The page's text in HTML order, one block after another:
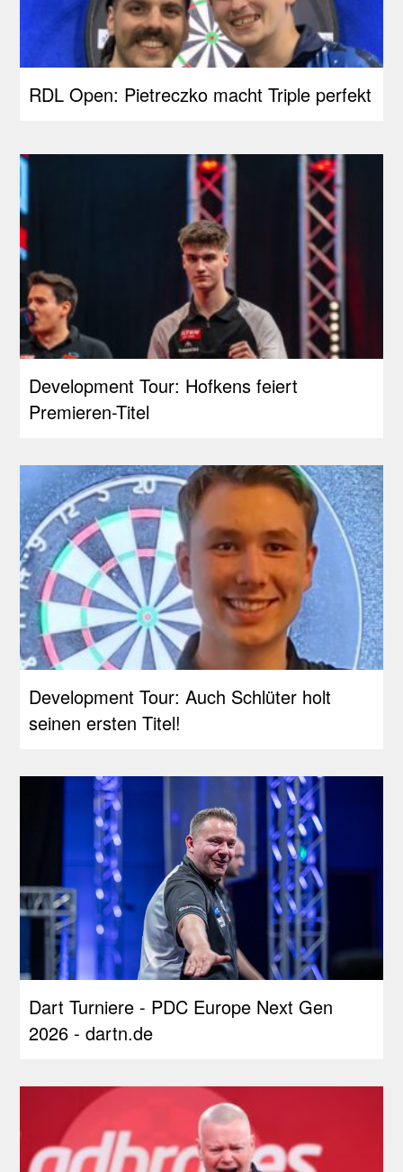
RDL Open: Pietreczko macht Triple perfekt
Development Tour: Hofkens feiert
Premieren-Titel
Development Tour: Auch Schlüter holt
seinen ersten Titel!
Dart Turniere - PDC Europe Next Gen
2026 - dartn.de